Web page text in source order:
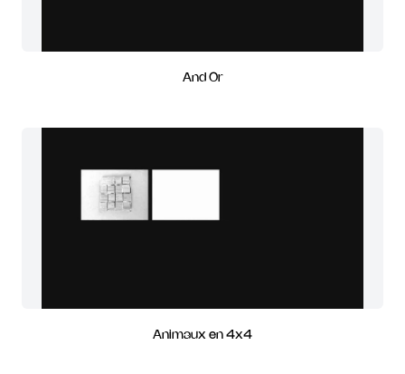
And Or
Animaux en 4x4